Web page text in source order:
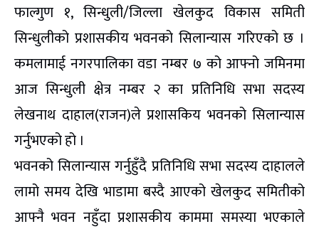
फाल्गुण १, सिन्धुली/जिल्ला खेलकुद विकास समिती
सिन्धुलीको प्रशासकीय भवनको सिलान्यास गरिएको छ ।
कमलामाई नगरपालिका वडा नम्बर ७ को आफ्नो जमिनमा
आज सिन्धुली क्षेत्र नम्बर २ का प्रतिनिधि सभा सदस्य
लेखनाथ दाहाल(राजन)ले प्रशासकिय भवनको सिलान्यास
गर्नुभएको हो ।
भवनको सिलान्यास गर्नुहुँदै प्रतिनिधि सभा सदस्य दाहालले
लामो समय देखि भाडामा बस्दै आएको खेलकुद समितीको
आफ्नै भवन नहुँदा प्रशासकीय काममा समस्या भएकाले